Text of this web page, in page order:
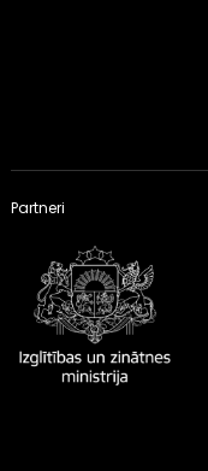
Partneri